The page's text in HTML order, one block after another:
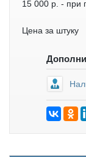
15 000 р. - при
Цена за штуку